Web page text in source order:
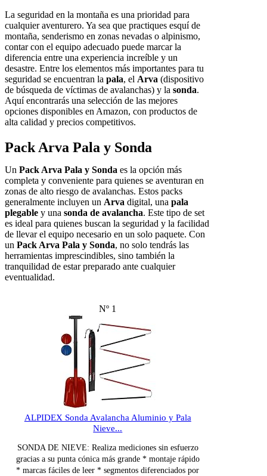
La seguridad en la montaña es una prioridad para
cualquier aventurero. Ya sea que practiques esquí de
montaña, senderismo en zonas nevadas o alpinismo,
contar con el equipo adecuado puede marcar la
diferencia entre una experiencia increíble y un
desastre. Entre los elementos más importantes para tu
seguridad se encuentran la pala, el Arva (dispositivo
de búsqueda de víctimas de avalanchas) y la sonda.
Aquí encontrarás una selección de las mejores
opciones disponibles en Amazon, con productos de
alta calidad y precios competitivos.
Pack Arva Pala y Sonda
Un Pack Arva Pala y Sonda es la opción más
completa y conveniente para quienes se aventuran en
zonas de alto riesgo de avalanchas. Estos packs
generalmente incluyen un Arva digital, una pala
plegable y una sonda de avalancha. Este tipo de set
es ideal para quienes buscan la seguridad y la facilidad
de llevar el equipo necesario en un solo paquete. Con
un Pack Arva Pala y Sonda, no solo tendrás las
herramientas imprescindibles, sino también la
tranquilidad de estar preparado ante cualquier
eventualidad.
Nº 1
ALPIDEX Sonda Avalancha Aluminio y Pala
Nieve...
SONDA DE NIEVE: Realiza mediciones sin esfuerzo
gracias a su punta cónica más grande * montaje rápido
* marcas fáciles de leer * segmentos diferenciados por